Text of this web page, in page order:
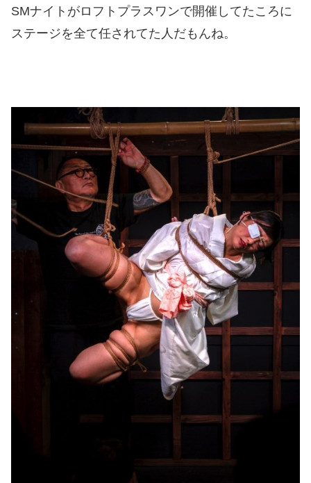
SMナイトがロフトプラスワンで開催してたころに
ステージを全て任されてた人だもんね。